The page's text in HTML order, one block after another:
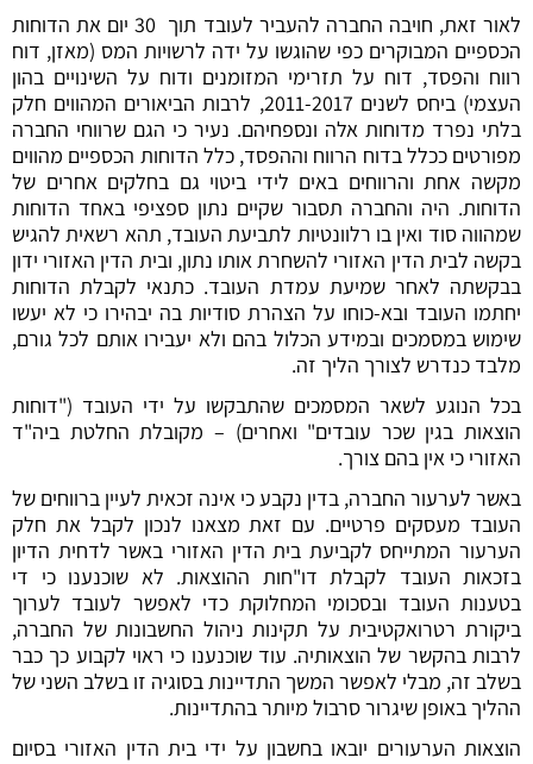
לאור זאת, חויבה החברה להעביר לעובד תוך 30 יום את הדוחות
הכספיים המבוקרים כפי שהוגשו על ידה לרשויות המס (מאזן, דוח
רווח והפסד, דוח על תזרימי המזומנים ודוח על השינויים בהון
העצמי) ביחס לשנים 2011-2017, לרבות הביאורים המהווים חלק
בלתי נפרד מדוחות אלה ונספחיהם. נעיר כי הגם שרווחי החברה
מפורטים ככלל בדוח הרווח וההפסד, כלל הדוחות הכספיים מהווים
מקשה אחת והרווחים באים לידי ביטוי גם בחלקים אחרים של
הדוחות. היה והחברה תסבור שקיים נתון ספציפי באחד הדוחות
שמהווה סוד ואין בו רלוונטיות לתביעת העובד, תהא רשאית להגיש
בקשה לבית הדין האזורי להשחרת אותו נתון, ובית הדין האזורי ידון
בבקשתה לאחר שמיעת עמדת העובד. כתנאי לקבלת הדוחות
יחתמו העובד ובא-כוחו על הצהרת סודיות בה יבהירו כי לא יעשו
שימוש במסמכים ובמידע הכלול בהם ולא יעבירו אותם לכל גורם,
מלבד כנדרש לצורך הליך זה.
בכל הנוגע לשאר המסמכים שהתבקשו על ידי העובד ("דוחות
הוצאות בגין שכר עובדים" ואחרים) – מקובלת החלטת ביה"ד
האזורי כי אין בהם צורך.
באשר לערעור החברה, בדין נקבע כי אינה זכאית לעיין ברווחים של
העובד מעסקים פרטיים. עם זאת מצאנו לנכון לקבל את חלק
הערעור המתייחס לקביעת בית הדין האזורי באשר לדחית הדיון
בזכאות העובד לקבלת דו"חות ההוצאות. לא שוכנענו כי די
בטענות העובד ובסכומי המחלוקת כדי לאפשר לעובד לערוך
ביקורת רטרואקטיבית על תקינות ניהול החשבונות של החברה,
לרבות בהקשר של הוצאותיה. עוד שוכנענו כי ראוי לקבוע כך כבר
בשלב זה, מבלי לאפשר המשך התדיינות בסוגיה זו בשלב השני של
ההליך באופן שיגרור סרבול מיותר בהתדיינות.
הוצאות הערעורים יובאו בחשבון על ידי בית הדין האזורי בסיום